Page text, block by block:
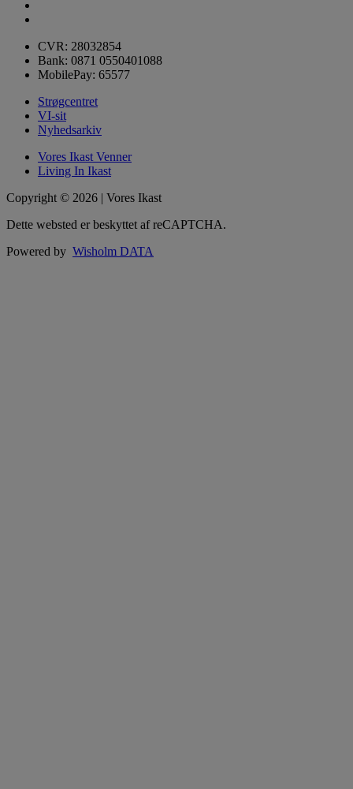
CVR: 28032854
Bank: 0871 0550401088
MobilePay: 65577
Strøgcentret
VI-sit
Nyhedsarkiv
Vores Ikast Venner
Living In Ikast
Copyright © 2026 | Vores Ikast
Dette websted er beskyttet af reCAPTCHA.
Powered by Wisholm DATA